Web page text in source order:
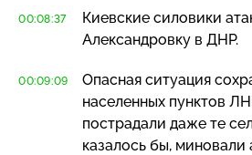
00:08:37
Киевские силовики
Александровку в ДНР.
00:09:09
Опасная ситуация
населенных пунктов
пострадали даже те
казалось бы, миновали